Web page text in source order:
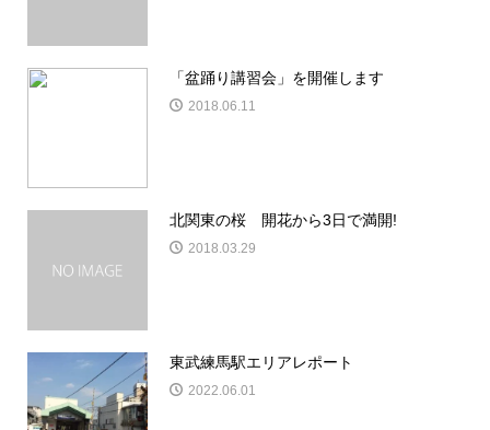
「盆踊り講習会」を開催します
2018.06.11
北関東の桜 開花から3日で満開!
2018.03.29
東武練馬駅エリアレポート
2022.06.01